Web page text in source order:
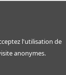
l'utilisation de
anonymes.